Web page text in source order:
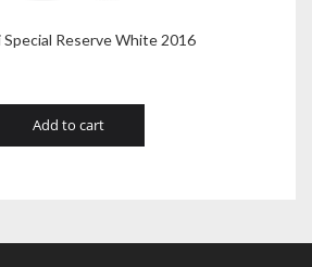
Special Reserve White 2016
Add to cart